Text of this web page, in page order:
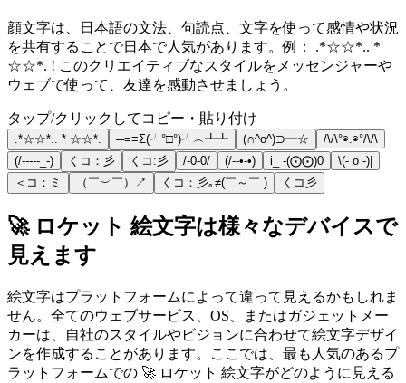
顔文字は、日本語の文法、句読点、文字を使って感情や状況
を共有することで日本で人気があります。例： .*☆☆*.. *
☆☆*. ! このクリエイティブなスタイルをメッセンジャーや
ウェブで使って、友達を感動させましょう。
タップ/クリックしてコピー・貼り付け
.*☆☆*.. * ☆☆*. ─=≡Σ(╯°□°)╯︵┻┻ (∩^o^)⊃━☆
/\/\°◉.◉°/\/\
(/-----_-)
くコ：彡 くコ:彡 /-0-0/ (/--•-•) i_ -(⨀⨀)0
\(- o -)|
＜コ：ミ
（￣︶￣）↗ くコ：彡｡≠(￣～￣ ) くコ彡
🚀 ロケット 絵文字は様々なデバイスで
見えます
絵文字はプラットフォームによって違って見えるかもしれま
せん。全てのウェブサービス、OS、またはガジェットメー
カーは、自社のスタイルやビジョンに合わせて絵文字デザイ
ンを作成することがあります。ここでは、最も人気のあるプ
ラットフォームでの 🚀 ロケット 絵文字がどのように見える